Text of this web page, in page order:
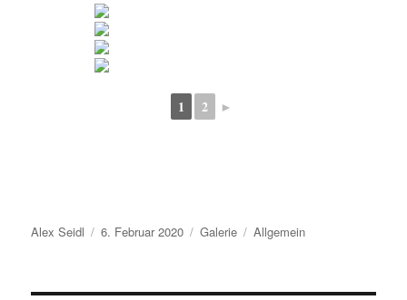
1 2 ►
Autor
Alex Seidl
Veröffentlicht
6. Februar 2020 Format
Galerie Kategorien
Allgemein